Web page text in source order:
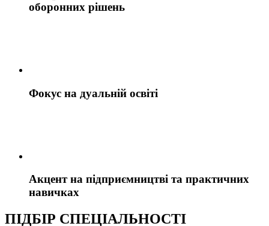
оборонних рішень
Фокус на дуальній освіті
Акцент на підприємництві та практичних
навичках
ПІДБІР СПЕЦІАЛЬНОСТІ